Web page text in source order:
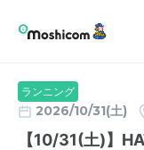
ランニング
2026/10/31(土)
【10/31(土)】